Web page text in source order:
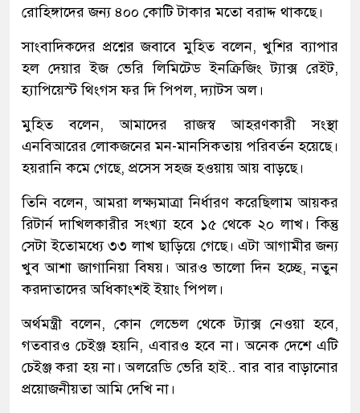
রোহিঙ্গাদের জন্য ৪০০ কোটি টাকার মতো বরাদ্দ থাকছে।
সাংবাদিকদের প্রশ্নের জবাবে মুহিত বলেন, খুশির ব্যাপার
হল দেয়ার ইজ ভেরি লিমিটেড ইনক্রিজিং ট্যাক্স রেইট,
হ্যাপিয়েস্ট থিংগস ফর দি পিপল, দ্যাটস অল।
মুহিত বলেন, আমাদের রাজস্ব আহরণকারী সংস্থা
এনবিআরের লোকজনের মন-মানসিকতায় পরিবর্তন হয়েছে।
হয়রানি কমে গেছে, প্রসেস সহজ হওয়ায় আয় বাড়ছে।
তিনি বলেন, আমরা লক্ষ্যমাত্রা নির্ধারণ করেছিলাম আয়কর
রিটার্ন দাখিলকারীর সংখ্যা হবে ১৫ থেকে ২০ লাখ। কিন্তু
সেটা ইতোমধ্যে ৩৩ লাখ ছাড়িয়ে গেছে। এটা আগামীর জন্য
খুব আশা জাগানিয়া বিষয়। আরও ভালো দিন হচ্ছে, নতুন
করদাতাদের অধিকাংশই ইয়াং পিপল।
অর্থমন্ত্রী বলেন, কোন লেভেল থেকে ট্যাক্স নেওয়া হবে,
গতবারও চেইঞ্জ হয়নি, এবারও হবে না। অনেক দেশে এটি
চেইঞ্জ করা হয় না। অলরেডি ভেরি হাই.. বার বার বাড়ানোর
প্রয়োজনীয়তা আমি দেখি না।